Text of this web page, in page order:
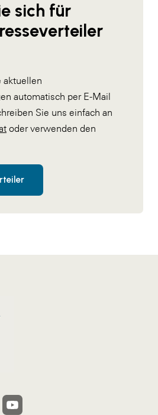
sich für
aktuellen
automatisch per E-Mail
Sie uns einfach an
oder verwenden den